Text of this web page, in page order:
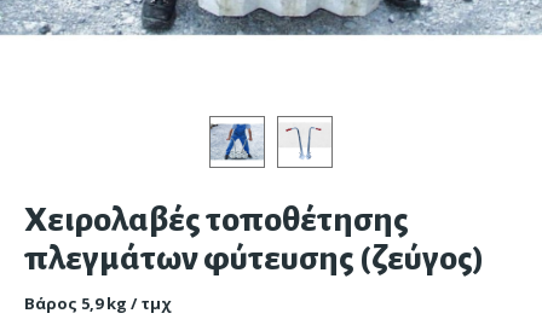
Χειρολαβές τοποθέτησης
πλεγμάτων φύτευσης (ζεύγος)
Βάρος 5,9 kg / τμχ